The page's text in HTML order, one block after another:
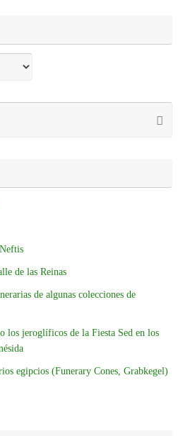
de las Reinas
de algunas colecciones de
los jeroglíficos de la Fiesta Sed en los
egipcios (Funerary Cones, Grabkegel)